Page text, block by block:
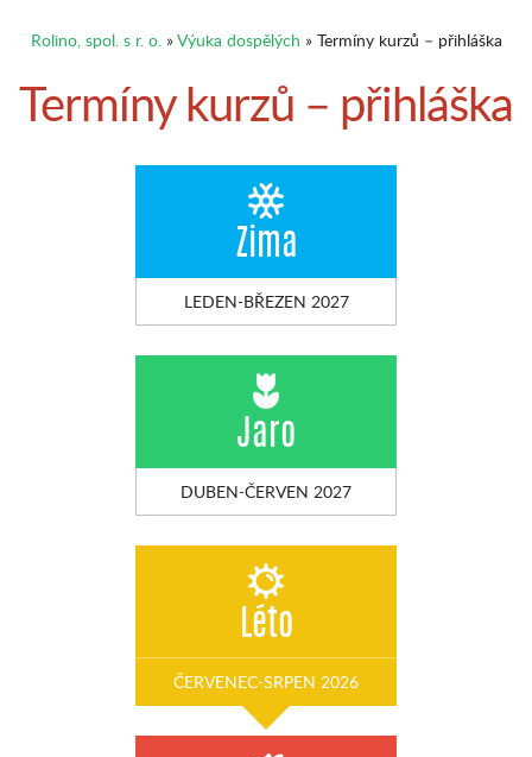
Rolino, spol. s r. o.»Výuka dospělých » Termíny kurzů – přihláška
Termíny kurzů – přihláška
Zima
LEDEN-BŘEZEN 2027
Jaro
DUBEN-ČERVEN 2027
Léto
ČERVENEC-SRPEN 2026